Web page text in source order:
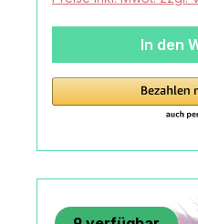
JahreMachart/
erlaubtNicht im
IndonesiaAngaben
In den